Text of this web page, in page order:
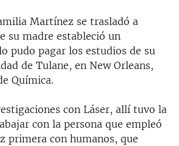
Martínez se trasladó a
su madre estableció un
pudo pagar los estudios de su
de Tulane, en New Orleans,
Química.
con Láser, allí tuvo la
con la persona que empleó
primera con humanos, que